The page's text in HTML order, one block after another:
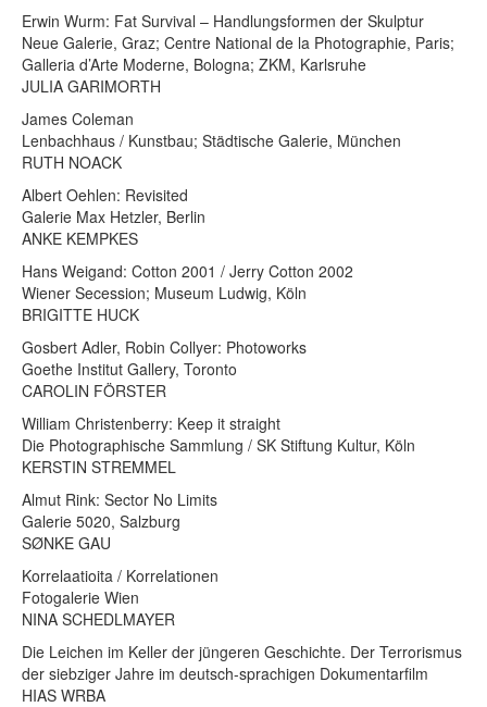
Erwin Wurm: Fat Survival – Handlungsformen der Skulptur
Neue Galerie, Graz; Centre National de la Photographie, Paris;
Galleria d’Arte Moderne, Bologna; ZKM, Karlsruhe
JULIA GARIMORTH
James Coleman
Lenbachhaus / Kunstbau; Städtische Galerie, München
RUTH NOACK
Albert Oehlen: Revisited
Galerie Max Hetzler, Berlin
ANKE KEMPKES
Hans Weigand: Cotton 2001 / Jerry Cotton 2002
Wiener Secession; Museum Ludwig, Köln
BRIGITTE HUCK
Gosbert Adler, Robin Collyer: Photoworks
Goethe Institut Gallery, Toronto
CAROLIN FÖRSTER
William Christenberry: Keep it straight
Die Photographische Sammlung / SK Stiftung Kultur, Köln
KERSTIN STREMMEL
Almut Rink: Sector No Limits
Galerie 5020, Salzburg
SØNKE GAU
Korrelaatioita / Korrelationen
Fotogalerie Wien
NINA SCHEDLMAYER
Die Leichen im Keller der jüngeren Geschichte. Der Terrorismus
der siebziger Jahre im deutsch-sprachigen Dokumentarfilm
HIAS WRBA